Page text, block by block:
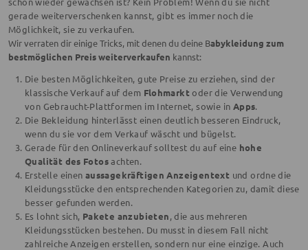
gerade weiterverschenken kannst, gibt es immer noch die
Möglichkeit, sie zu verkaufen.
Wir verraten dir einige Tricks, mit denen du deine Babykleidung zum
bestmöglichen Preis weiterverkaufen kannst:
Die besten Möglichkeiten, gute Preise zu erziehen, sind der
klassische Verkauf auf dem Flohmarkt oder die Verwendung
von Gebraucht-Plattformen im Internet, sowie in Apps.
Die Bekleidung hinterlässt einen deutlich besseren Eindruck,
wenn du sie vor dem Verkauf wäscht und bügelst.
Gerade für den Onlineverkauf solltest du auf eine hohe
Qualität des Fotosachten.
Erstelle einen aussagekräftigen Anzeigentext und ordne die
Kleidungsstücke den entsprechenden Kategorien zu, damit diese
besser gefunden werden.
Es lohnt sich, Pakete anzubieten, die aus mehreren
Kleidungsstücken bestehen. Du musst in diesem Fall nicht
zahlreiche Anzeigen erstellen, sondern nur eine einzige. Auch